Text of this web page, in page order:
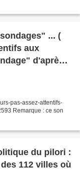
... (
aux
d'après
pas-assez-attentifs-
Remarque : ce son
du pilori :
112 villes où